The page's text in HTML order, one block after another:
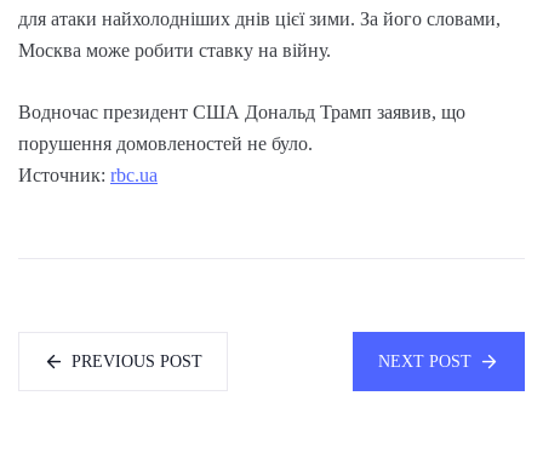
для атаки найхолодніших днів цієї зими. За його словами,
Москва може робити ставку на війну.
Водночас президент США Дональд Трамп заявив, що
порушення домовленостей не було.
Источник: rbc.ua
PREVIOUS POST NEXT POST